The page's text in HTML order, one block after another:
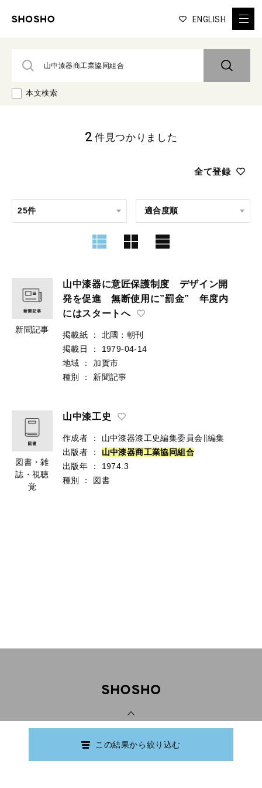
ENGLISH
本文検索
全て登録
2 件見つかりました
新聞記事
山中漆器に意匠保護制度 デザイン開
発を促進 無断使用に”罰金” 年度内
にはスタートへ
掲載紙 ：
北國：朝刊
掲載日
：
1979-04-14
地域
：
加賀市
種別
： 新聞記事
図書・雑
誌・視聴
覚
山中漆工史
作成者 ：
山中漆器漆工史編集委員会∥編集
出版者
： 山中漆器商工業協同組 合
出版年
：
1974.3
種別
： 図書
この結果から絞り込む
Copyright © Ishikawa Prefectural Library.